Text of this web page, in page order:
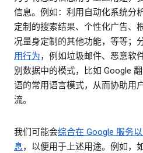
信息。例如：利用自动化系统分
定制的搜索结果、个性化广告、
况量身定制的其他功能，等等；
用行为，例如垃圾邮件、恶意软
别数据中的模式，比如 Google
语的常用语言模式，从而协助用
流。
我们可能会综合在 Google 服务
息，以便用于上述用途。例如，